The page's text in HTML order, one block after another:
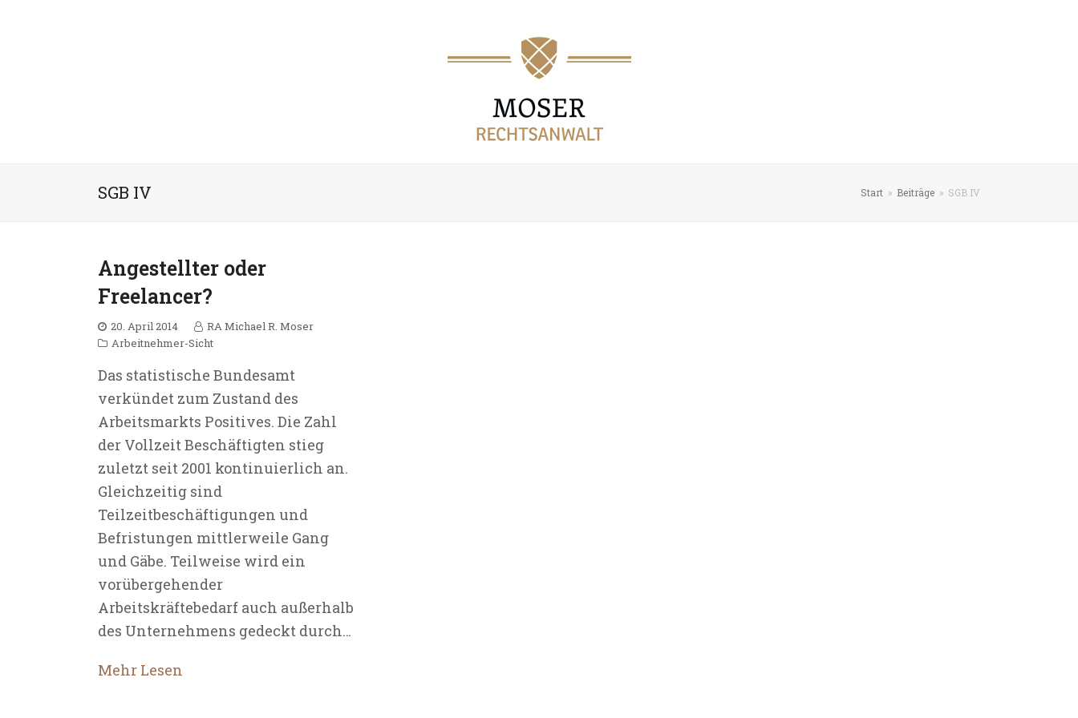
SGB IV Start » Beiträge » SGB IV
Angestellter oder
Freelancer?
20. April 2014
RA Michael R. Moser
Arbeitnehmer-Sicht
Das statistische Bundesamt
verkündet zum Zustand des
Arbeitsmarkts Positives. Die Zahl
der Vollzeit Beschäftigten stieg
zuletzt seit 2001 kontinuierlich an.
Gleichzeitig sind
Teilzeitbeschäftigungen und
Befristungen mittlerweile Gang
und Gäbe. Teilweise wird ein
vorübergehender
Arbeitskräftebedarf auch außerhalb
des Unternehmens gedeckt durch…
Mehr Lesen